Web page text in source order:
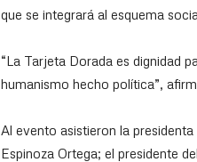
que se integrará al esquema
“La Tarjeta Dorada es dignidad
humanismo hecho política”,
Al evento asistieron la
Espinoza Ortega; el presidente